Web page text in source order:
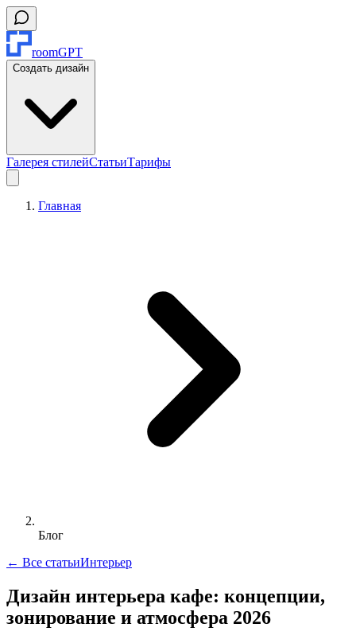
roomGPT
Создать дизайн
Галерея стилейСтатьиТарифы
Главная
Блог
← Все статьиИнтерьер
Дизайн интерьера кафе: концепции,
зонирование и атмосфера 2026